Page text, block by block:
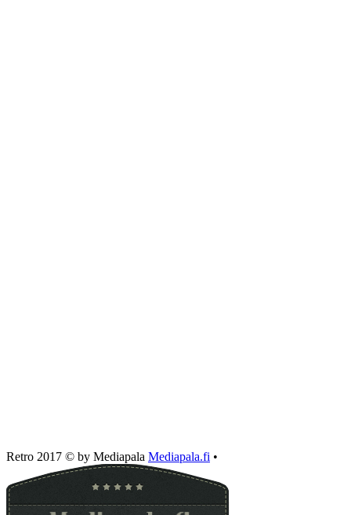
Retro 2017 © by Mediapala Mediapala.fi •